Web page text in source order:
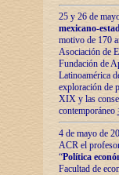
25 y 26 de
mexicano-
motivo de 170
Asociación de
Fundación de
Latinoamérica
exploración de
XIX y las
contemporáneo
4 de mayo de
ACR el
“Política
Facultad de